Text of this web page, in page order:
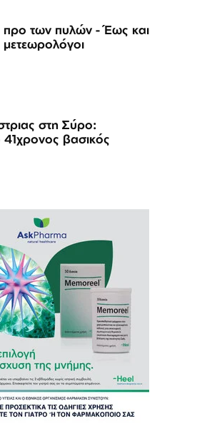
πυλών - Έως και
στη Σύρο:
βασικός